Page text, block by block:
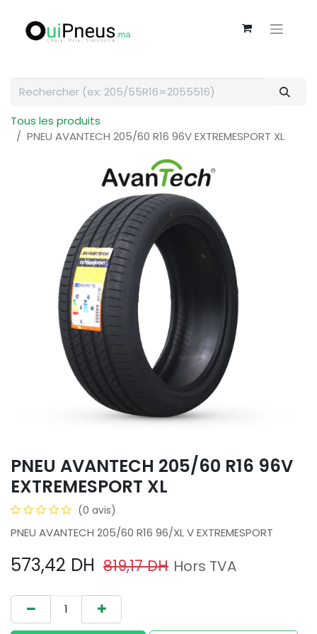
Tous les produits
PNEU AVANTECH 205/60 R16 96V EXTREMESPORT XL
PNEU AVANTECH 205/60 R16 96V
EXTREMESPORT XL
(0 avis)
PNEU AVANTECH 205/60 R16 96/XL V EXTREMESPORT
573,42 DH 819,17DH Hors TVA